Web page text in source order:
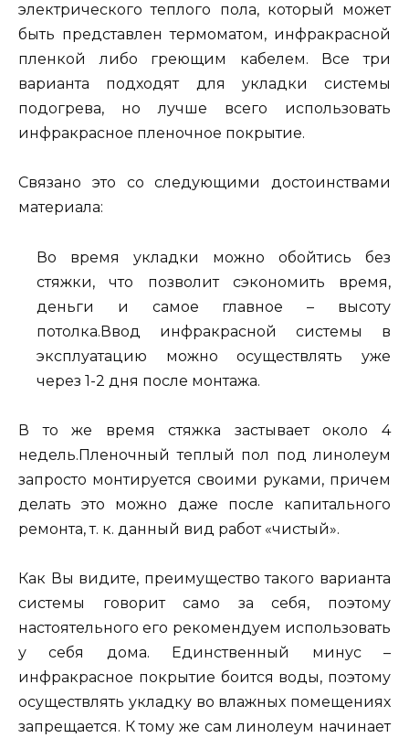
электрического теплого пола, который может
быть представлен термоматом, инфракрасной
пленкой либо греющим кабелем. Все три
варианта подходят для укладки системы
подогрева, но лучше всего использовать
инфракрасное пленочное покрытие.
Связано это со следующими достоинствами
материала:
Во время укладки можно обойтись без
стяжки, что позволит сэкономить время,
деньги и самое главное – высоту
потолка.Ввод инфракрасной системы в
эксплуатацию можно осуществлять уже
через 1-2 дня после монтажа.
В то же время стяжка застывает около 4
недель.Пленочный теплый пол под линолеум
запросто монтируется своими руками, причем
делать это можно даже после капитального
ремонта, т. к. данный вид работ «чистый».
Как Вы видите, преимущество такого варианта
системы говорит само за себя, поэтому
настоятельного его рекомендуем использовать
у себя дома. Единственный минус –
инфракрасное покрытие боится воды, поэтому
осуществлять укладку во влажных помещениях
запрещается. К тому же сам линолеум начинает